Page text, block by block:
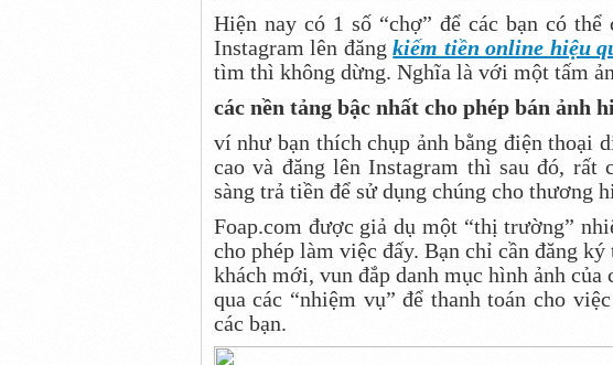
Hiện nay có 1 số “chợ” để các bạn có
Instagram lên đăngkiếm tiền online hiệu
tìm thì không dừng. Nghĩa là với một tấm
các nền tảng bậc nhất cho phép bán ảnh
ví như bạn thích chụp ảnh bằng điện thoại
cao và đăng lên Instagram thì sau đó, rất
sàng trả tiền để sử dụng chúng cho thương
Foap.com được giả dụ một “thị trường”
cho phép làm việc đấy. Bạn chỉ cần đăng
khách mới, vun đắp danh mục hình ảnh
qua các “nhiệm vụ” để thanh toán cho
các bạn.